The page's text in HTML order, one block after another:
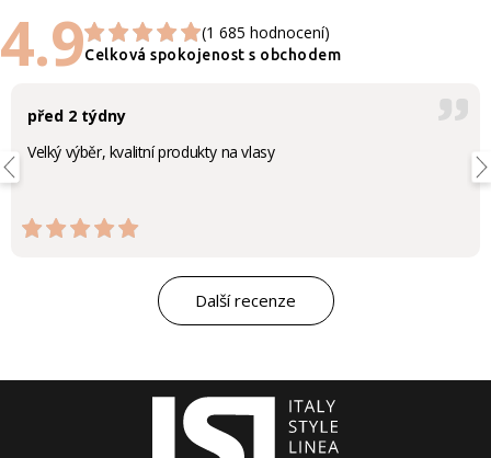
4.9 (1 685 hodnocení)
Celková spokojenost s obchodem
před 2 týdny
Velký výběr, kvalitní produkty na vlasy
Další recenze